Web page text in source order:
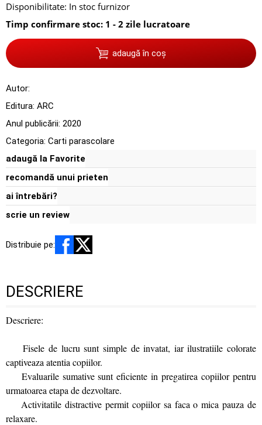
Disponibilitate: In stoc furnizor
Timp confirmare stoc: 1 - 2 zile lucratoare
adaugă în coș
Autor:
Editura: ARC
Anul publicării: 2020
Categoria: Carti parascolare
adaugă la Favorite
recomandă unui prieten
ai întrebări?
scrie un review
Distribuie pe:
DESCRIERE
Descriere:
Fisele de lucru sunt simple de invatat, iar ilustratiile colorate
captiveaza atentia copiilor.
Evaluarile sumative sunt eficiente in pregatirea copiilor pentru
urmatoarea etapa de dezvoltare.
Activitatile distractive permit copiilor sa faca o mica pauza de
relaxare.